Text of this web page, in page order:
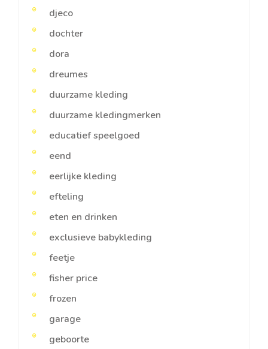
djeco
dochter
dora
dreumes
duurzame kleding
duurzame kledingmerken
educatief speelgoed
eend
eerlijke kleding
efteling
eten en drinken
exclusieve babykleding
feetje
fisher price
frozen
garage
geboorte